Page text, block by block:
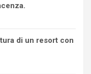
di un resort con